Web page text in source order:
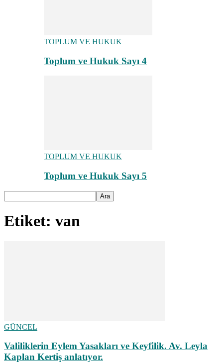
TOPLUM VE HUKUK
Toplum ve Hukuk Sayı 4
TOPLUM VE HUKUK
Toplum ve Hukuk Sayı 5
Etiket: van
GÜNCEL
Valiliklerin Eylem Yasakları ve Keyfilik. Av. Leyla
Kaplan Kertiş anlatıyor.